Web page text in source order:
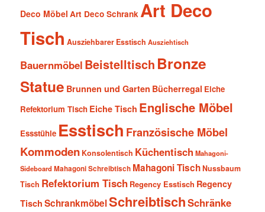
Deco Möbel Art Deco Schrank Art Deco
Tisch Ausziehbarer Esstisch Ausziehtisch
Bauernmöbel Beistelltisch Bronze
Statue Brunnen und Garten Bücherregal Eiche
Refektorium Tisch Eiche Tisch Englische Möbel
Essstühle Esstisch Französische Möbel
Kommoden Konsolentisch Küchentisch Mahagoni-
SideboardMahagoni Schreibtisch Mahagoni TischNussbaum
Tisch Refektorium Tisch Regency Esstisch Regency
Tisch SchrankmöbelSchreibtischSchränke